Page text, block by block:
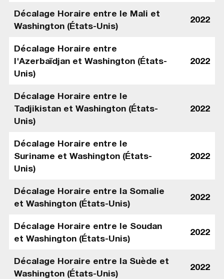
Décalage Horaire entre le Mali et
Washington (États-Unis)
2022
Décalage Horaire entre
l'Azerbaïdjan et Washington (États-
Unis)
2022
Décalage Horaire entre le
Tadjikistan et Washington (États-
Unis)
2022
Décalage Horaire entre le
Suriname et Washington (États-
Unis)
2022
Décalage Horaire entre la Somalie
et Washington (États-Unis)
2022
Décalage Horaire entre le Soudan
et Washington (États-Unis)
2022
Décalage Horaire entre la Suède et
Washington (États-Unis)
2022